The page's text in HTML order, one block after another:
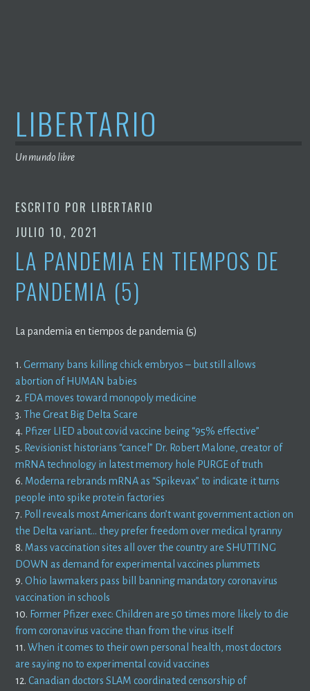
LIBERTARIO
Un mundo libre
ESCRITO POR LIBERTARIO
JULIO 10, 2021
LA PANDEMIA EN TIEMPOS DE
PANDEMIA (5)
La pandemia en tiempos de pandemia (5)
1.Germany bans killing chick embryos – but still allows
abortion of HUMAN babies
2. FDA moves toward monopoly medicine
3. The Great Big Delta Scare
4. Pfizer LIED about covid vaccine being “95% effective”
5. Revisionist historians “cancel” Dr. Robert Malone, creator of
mRNA technology in latest memory hole PURGE of truth
6. Moderna rebrands mRNA as “Spikevax” to indicate it turns
people into spike protein factories
7. Poll reveals most Americans don’t want government action on
the Delta variant… they prefer freedom over medical tyranny
8. Mass vaccination sites all over the country are SHUTTING
DOWN as demand for experimental vaccines plummets
9.Ohio lawmakers pass bill banning mandatory coronavirus
vaccination in schools
10. Former Pfizer exec: Children are 50 times more likely to die
from coronavirus vaccine than from the virus itself
11.When it comes to their own personal health, most doctors
are saying no to experimental covid vaccines
12.Canadian doctors SLAM coordinated censorship of